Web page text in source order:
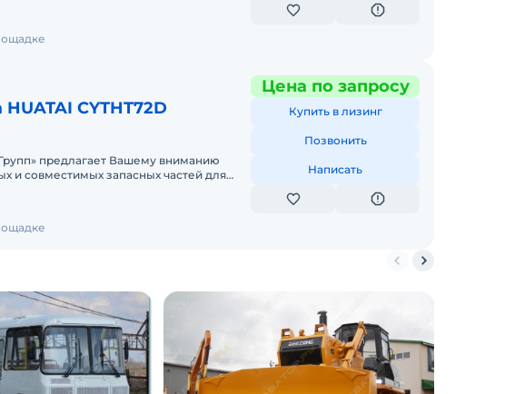
CYTHT72D
предлагает Вашему вниманию
и совместимых запасных частей для
Цена по запросу
Купить в лизинг
Позвонить
Написать